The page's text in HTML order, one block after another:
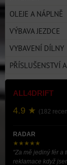
OLEJE A NÁPLNĚ
VÝBAVA JEZDCE
VYBAVENÍ DÍLNY
PŘÍSLUŠENSTVÍ
ALL4DRIFT
4.9 ★ (182
RADAR
★★★★★
"Za mě jediný fér a
reklamace když